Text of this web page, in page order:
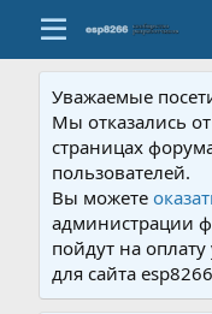
Уважаемые
Мы отказались
страницах
пользователей.
Вы можете
администрации
пойдут на
для сайта